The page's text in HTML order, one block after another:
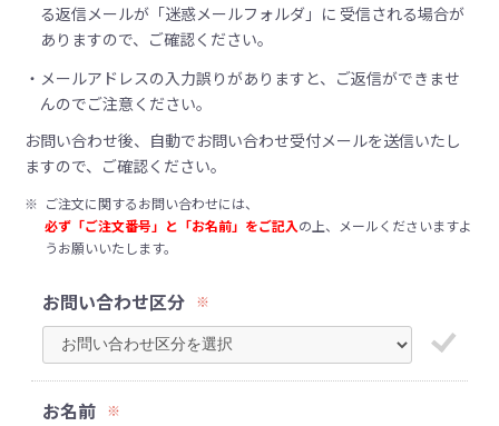
る返信メールが「迷惑メールフォルダ」に 受信される場合が
ありますので、ご確認ください。
メールアドレスの入力誤りがありますと、ご返信ができませ
んのでご注意ください。
お問い合わせ後、自動でお問い合わせ受付メールを送信いたし
ますので、ご確認ください。
※ ご注文に関するお問い合わせには、
必ず「ご注文番号」と「お名前」をご記入の上、メールくださいますよ
うお願いいたします。
お問い合わせ区分 ※
お名前 ※